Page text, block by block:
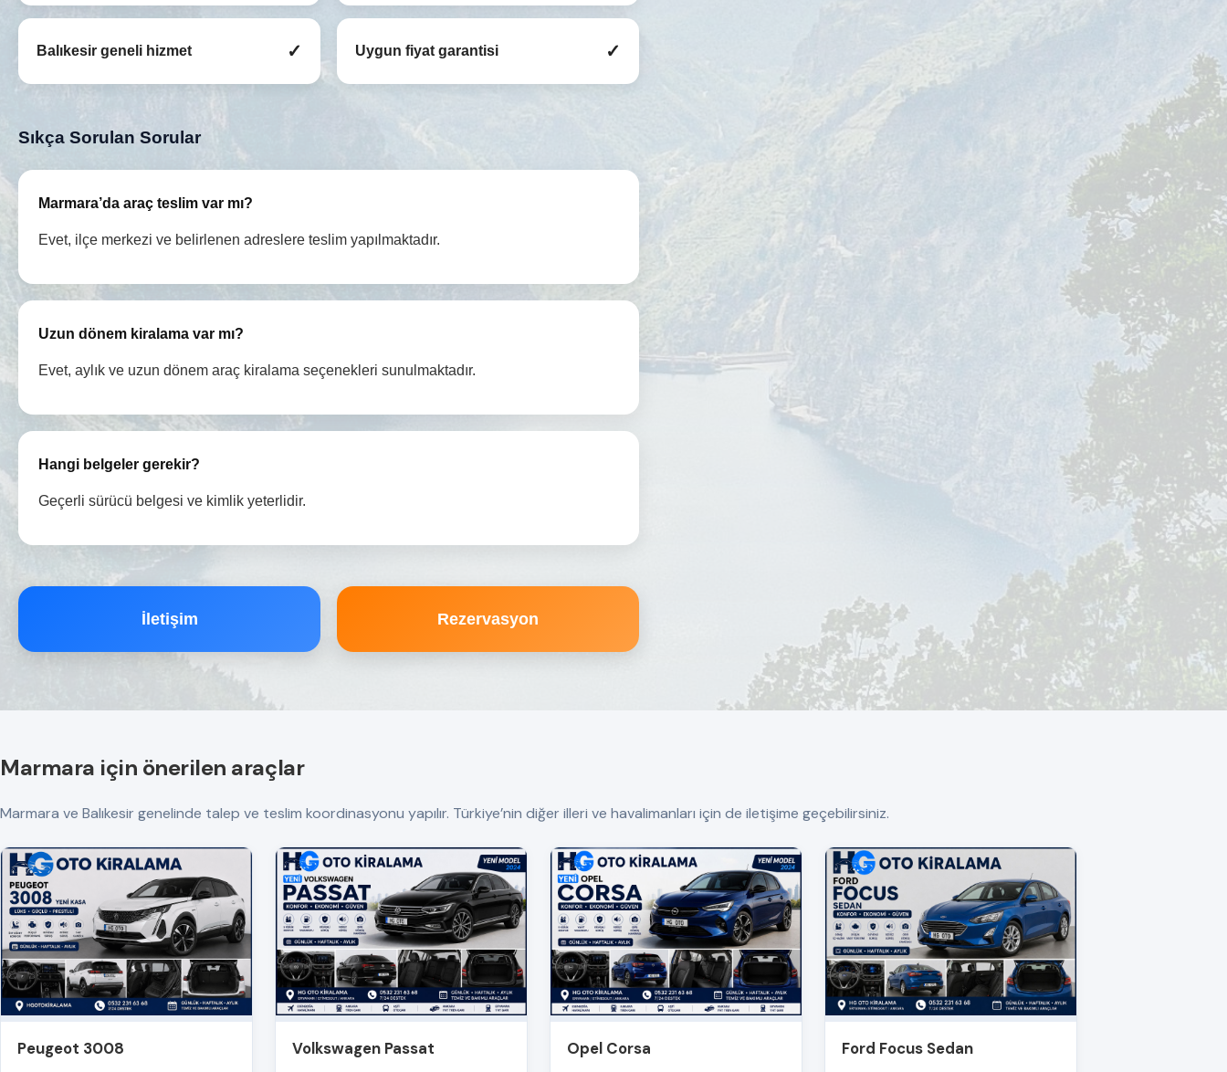
Balıkesir geneli hizmet ✓ Uygun fiyat garantisi ✓
Sıkça Sorulan Sorular
Marmara’da araç teslim var mı?
Evet, ilçe merkezi ve belirlenen adreslere teslim yapılmaktadır.
Uzun dönem kiralama var mı?
Evet, aylık ve uzun dönem araç kiralama seçenekleri sunulmaktadır.
Hangi belgeler gerekir?
Geçerli sürücü belgesi ve kimlik yeterlidir.
İletişim Rezervasyon
Marmara için önerilen araçlar
Marmara ve Balıkesir genelinde talep ve teslim koordinasyonu yapılır. Türkiye’nin diğer illeri ve havalimanları için de iletişime geçebilirsiniz.
Peugeot 3008 Volkswagen Passat Opel Corsa Ford Focus Sedan